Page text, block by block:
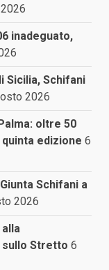
inadeguato,
Sicilia, Schifani
2026
oltre 50
edizione 6
Schifani a
2026
Stretto 6